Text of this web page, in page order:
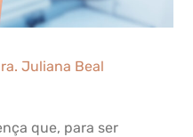
Juliana Beal
que, para ser